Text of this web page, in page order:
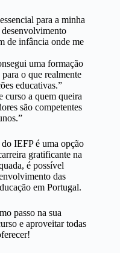
para a minha
de infância onde me
uma formação
o que realmente
educativas.”
curso a quem queira
são competentes
do IEFP é uma opção
gratificante na
é possível
das
em Portugal.
passo na sua
e aproveitar todas